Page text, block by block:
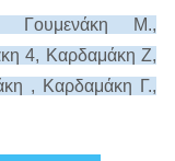
Γουμενάκη Μ.,
4, Καρδαμάκη Ζ,
, Καρδαμάκη Γ.,